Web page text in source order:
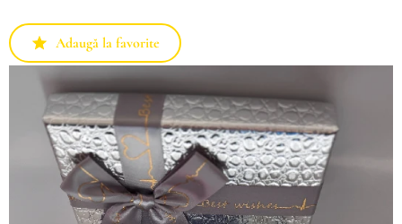
Adaugă la favorite